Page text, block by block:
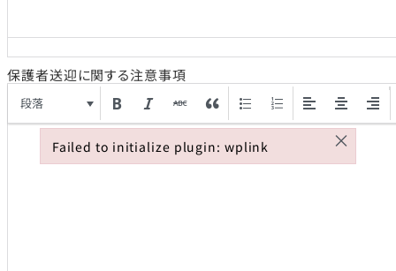
保護者送迎に関する注意事項
段落
Failed to initialize plugin: wplink ×
Failed to initialize plugin: wplink